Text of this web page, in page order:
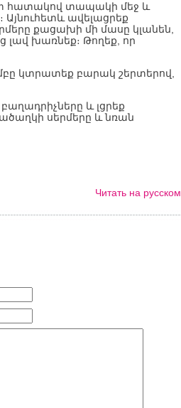
հատակով տապակի մեջ և
Այնուհետև ավելացրեք
քացախի մի մասը կլանեն,
լավ խառնեք։ Թողեք, որ
կտրատեք բարակ շերտերով,
և լցրեք
սերմերը և նռան
Читать на русском